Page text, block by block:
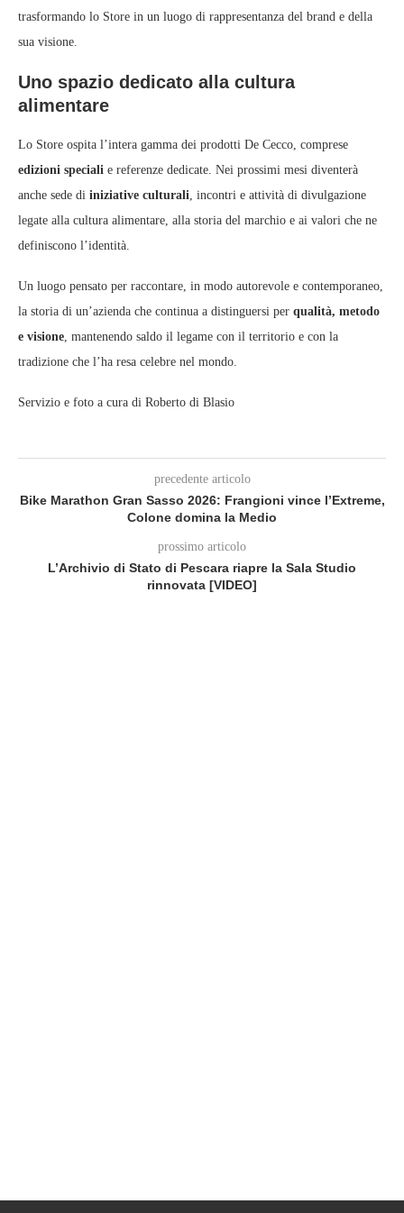
trasformando lo Store in un luogo di rappresentanza del brand e della
sua visione.
Uno spazio dedicato alla cultura
alimentare
Lo Store ospita l’intera gamma dei prodotti De Cecco, comprese
edizioni speciali e referenze dedicate. Nei prossimi mesi diventerà
anche sede di iniziative culturali, incontri e attività di divulgazione
legate alla cultura alimentare, alla storia del marchio e ai valori che ne
definiscono l’identità.
Un luogo pensato per raccontare, in modo autorevole e contemporaneo,
la storia di un’azienda che continua a distinguersi per qualità, metodo
e visione, mantenendo saldo il legame con il territorio e con la
tradizione che l’ha resa celebre nel mondo.
Servizio e foto a cura di Roberto di Blasio
precedente articolo
Bike Marathon Gran Sasso 2026: Frangioni vince l’Extreme,
Colone domina la Medio
prossimo articolo
L’Archivio di Stato di Pescara riapre la Sala Studio
rinnovata [VIDEO]